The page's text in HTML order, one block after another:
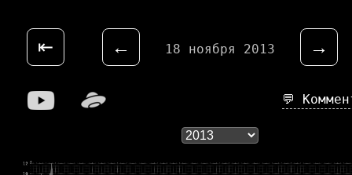
⇤ ← 18 ноября 2013 →
💬